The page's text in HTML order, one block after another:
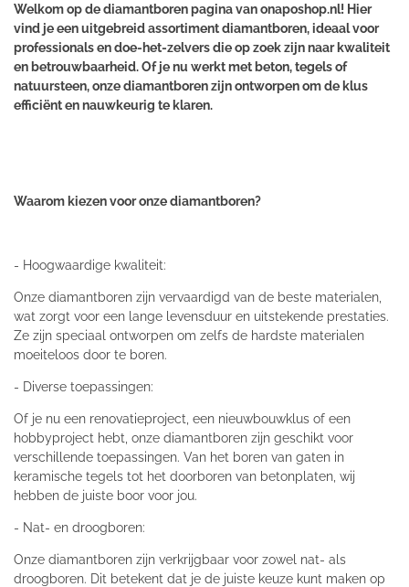
Welkom op de diamantboren pagina van onaposhop.nl! Hier
vind je een uitgebreid assortiment diamantboren, ideaal voor
professionals en doe-het-zelvers die op zoek zijn naar kwaliteit
en betrouwbaarheid. Of je nu werkt met beton, tegels of
natuursteen, onze diamantboren zijn ontworpen om de klus
efficiënt en nauwkeurig te klaren.
Waarom kiezen voor onze diamantboren?
- Hoogwaardige kwaliteit:
Onze diamantboren zijn vervaardigd van de beste materialen,
wat zorgt voor een lange levensduur en uitstekende prestaties.
Ze zijn speciaal ontworpen om zelfs de hardste materialen
moeiteloos door te boren.
- Diverse toepassingen:
Of je nu een renovatieproject, een nieuwbouwklus of een
hobbyproject hebt, onze diamantboren zijn geschikt voor
verschillende toepassingen. Van het boren van gaten in
keramische tegels tot het doorboren van betonplaten, wij
hebben de juiste boor voor jou.
- Nat- en droogboren:
Onze diamantboren zijn verkrijgbaar voor zowel nat- als
droogboren. Dit betekent dat je de juiste keuze kunt maken op